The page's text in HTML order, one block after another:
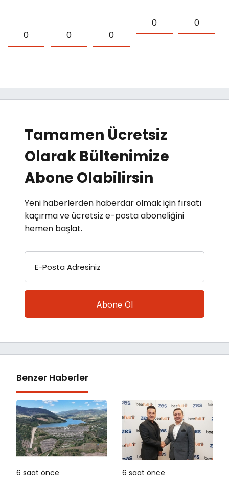
0 0 0
0 0
Tamamen Ücretsiz
Olarak Bültenimize
Abone Olabilirsin
Yeni haberlerden haberdar olmak için fırsatı
kaçırma ve ücretsiz e-posta aboneliğini
hemen başlat.
E-Posta Adresiniz
Benzer Haberler
6 saat önce 6 saat önce